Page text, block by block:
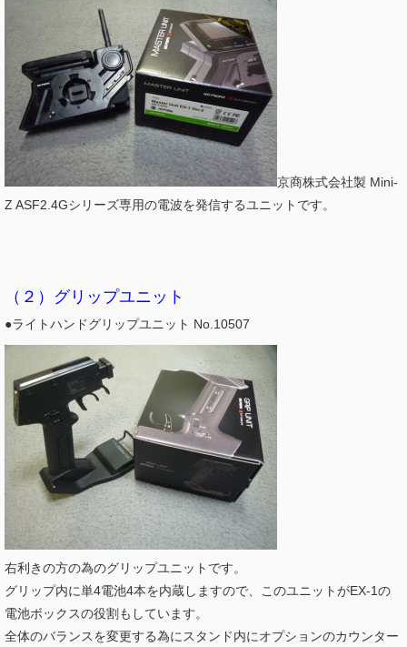
京商株式会社製 Mini-
Z ASF2.4Gシリーズ専用の電波を発信するユニットです。
（２）グリップユニット
●ライトハンドグリップユニット No.10507
右利きの方の為のグリップユニットです。
グリップ内に単4電池4本を内蔵しますので、このユニットがEX-1の
電池ボックスの役割もしています。
全体のバランスを変更する為にスタンド内にオプションのカウンター